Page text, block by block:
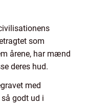
som
årene, har mænd
deres hud.
med
godt ud i